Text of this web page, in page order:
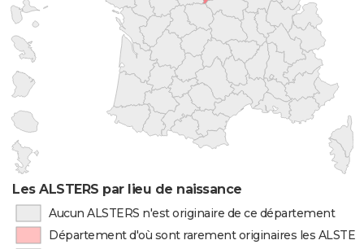
Les ALSTERS par lieu de naissance
Aucun ALSTERS n'est originaire de ce département
Département d'où sont rarement originaires les